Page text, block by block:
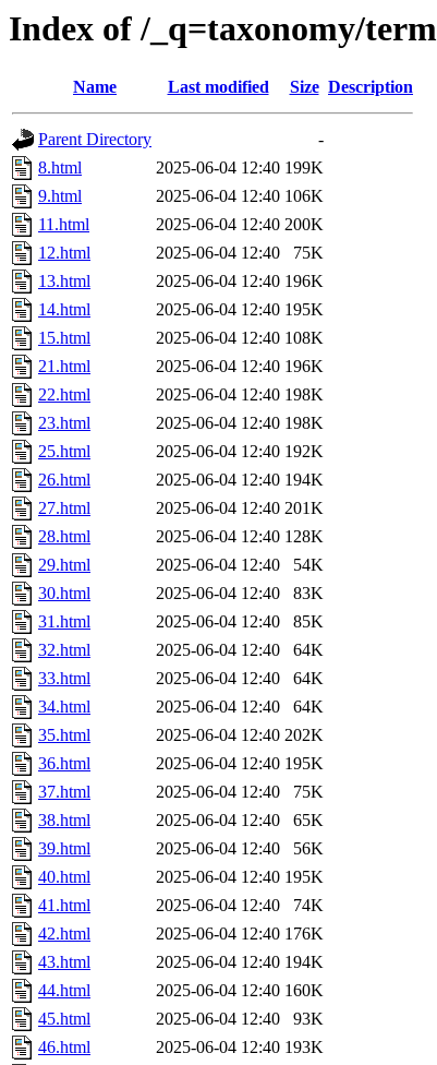
Index of /_q=taxonomy/term
Name Last modified Size Description
Parent Directory
-
8.html
2025-06-04 12:40 199K
9.html
2025-06-04 12:40 106K
11.html
2025-06-04 12:40 200K
12.html
2025-06-04 12:40
75K
13.html
2025-06-04 12:40 196K
14.html
2025-06-04 12:40 195K
15.html
2025-06-04 12:40 108K
21.html
2025-06-04 12:40 196K
22.html
2025-06-04 12:40 198K
23.html
2025-06-04 12:40 198K
25.html
2025-06-04 12:40 192K
26.html
2025-06-04 12:40 194K
27.html
2025-06-04 12:40 201K
28.html
2025-06-04 12:40 128K
29.html
2025-06-04 12:40
54K
30.html
2025-06-04 12:40
83K
31.html
2025-06-04 12:40
85K
32.html
2025-06-04 12:40
64K
33.html
2025-06-04 12:40
64K
34.html
2025-06-04 12:40
64K
35.html
2025-06-04 12:40 202K
36.html
2025-06-04 12:40 195K
37.html
2025-06-04 12:40
75K
38.html
2025-06-04 12:40
65K
39.html
2025-06-04 12:40
56K
40.html
2025-06-04 12:40 195K
41.html
2025-06-04 12:40
74K
42.html
2025-06-04 12:40 176K
43.html
2025-06-04 12:40 194K
44.html
2025-06-04 12:40 160K
45.html
2025-06-04 12:40
93K
46.html
2025-06-04 12:40 193K